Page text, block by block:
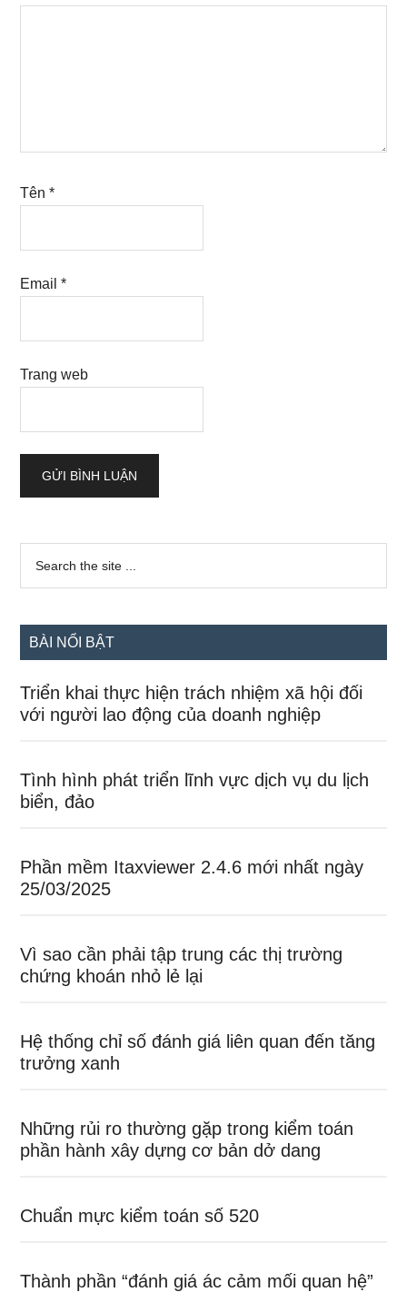
Tên*
Email*
Trang web
Sidebar
chính
...
BÀI NỔI BẬT
Triển khai thực hiện trách nhiệm xã hội đối
với người lao động của doanh nghiệp
Tình hình phát triển lĩnh vực dịch vụ du lịch
biển, đảo
Phần mềm Itaxviewer 2.4.6 mới nhất ngày
25/03/2025
Vì sao cần phải tập trung các thị trường
chứng khoán nhỏ lẻ lại
Hệ thống chỉ số đánh giá liên quan đến tăng
trưởng xanh
Những rủi ro thường gặp trong kiểm toán
phần hành xây dựng cơ bản dở dang
Chuẩn mực kiểm toán số 520
Thành phần “đánh giá ác cảm mối quan hệ”